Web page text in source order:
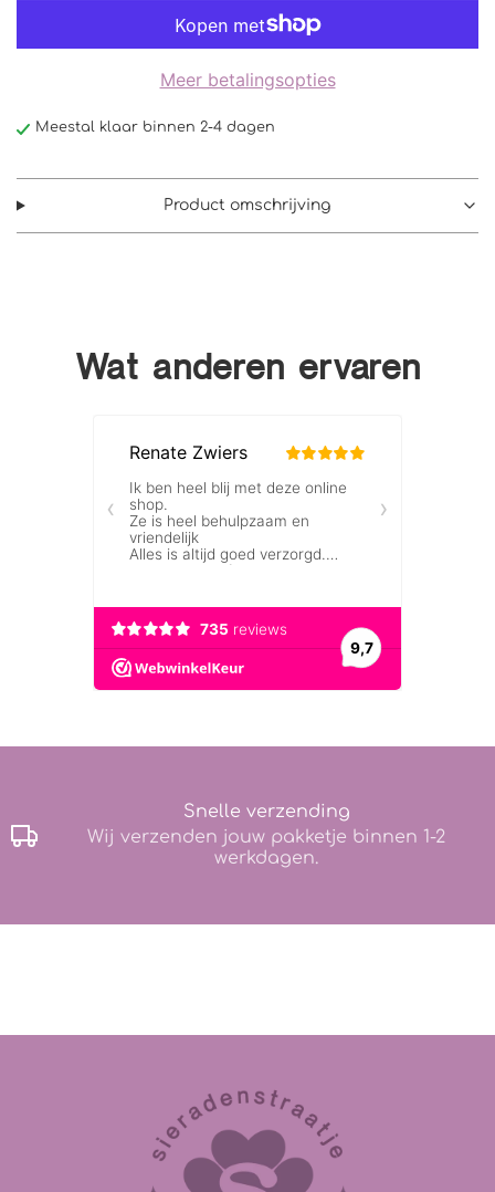
Meer betalingsopties
Meestal klaar binnen 2-4 dagen
Product omschrijving
Wat anderen ervaren
Snelle verzending
Wij verzenden jouw pakketje binnen 1-2
werkdagen.